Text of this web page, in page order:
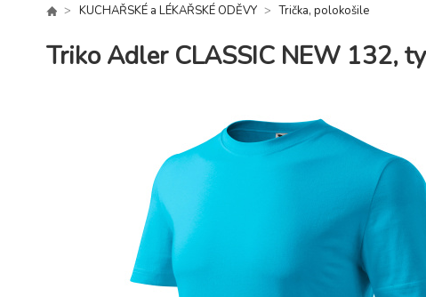
KUCHAŘSKÉ a LÉKAŘSKÉ ODĚVY Trička, polokošile
Triko Adler CLASSIC NEW 132,